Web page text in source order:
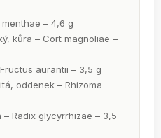
menthae – 4,6 g
kůra – Cort magnoliae –
aurantii – 3,5 g
oddenek – Rhizoma
Radix glycyrrhizae – 3,5